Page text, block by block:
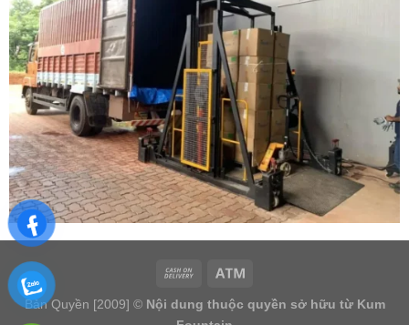
Bản Quyền [2009] © Nội dung thuộc quyền sở hữu từ Kum